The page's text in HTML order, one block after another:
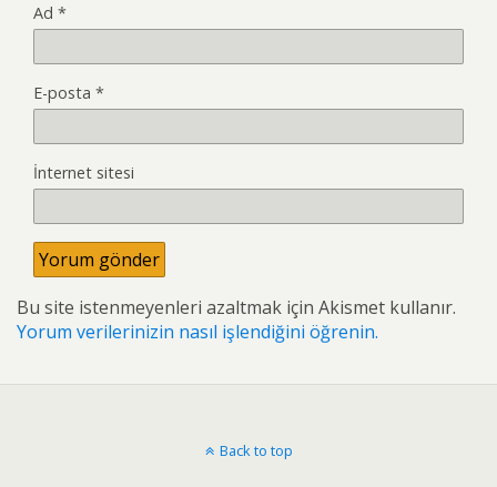
Ad *
E-posta *
İnternet sitesi
Bu site istenmeyenleri azaltmak için Akismet kullanır.
Yorum verilerinizin nasıl işlendiğini öğrenin.
Back to top